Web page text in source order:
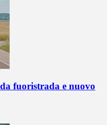
fuoristrada e nuovo